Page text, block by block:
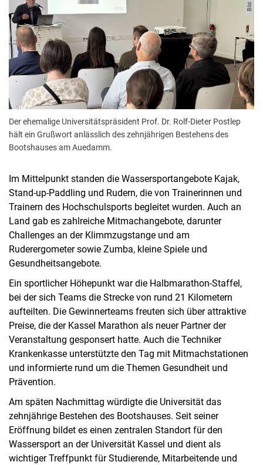
Der ehemalige Universitätspräsident Prof. Dr. Rolf-Dieter Postlep
hält ein Grußwort anlässlich des zehnjährigen Bestehens des
Bootshauses am Auedamm.
Im Mittelpunkt standen die Wassersportangebote Kajak,
Stand-up-Paddling und Rudern, die von Trainerinnen und
Trainern des Hochschulsports begleitet wurden. Auch an
Land gab es zahlreiche Mitmachangebote, darunter
Challenges an der Klimmzugstange und am
Ruderergometer sowie Zumba, kleine Spiele und
Gesundheitsangebote.
Ein sportlicher Höhepunkt war die Halbmarathon-Staffel,
bei der sich Teams die Strecke von rund 21 Kilometern
aufteilten. Die Gewinnerteams freuten sich über attraktive
Preise, die der Kassel Marathon als neuer Partner der
Veranstaltung gesponsert hatte. Auch die Techniker
Krankenkasse unterstützte den Tag mit Mitmachstationen
und informierte rund um die Themen Gesundheit und
Prävention.
Am späten Nachmittag würdigte die Universität das
zehnjährige Bestehen des Bootshauses. Seit seiner
Eröffnung bildet es einen zentralen Standort für den
Wassersport an der Universität Kassel und dient als
wichtiger Treffpunkt für Studierende, Mitarbeitende und